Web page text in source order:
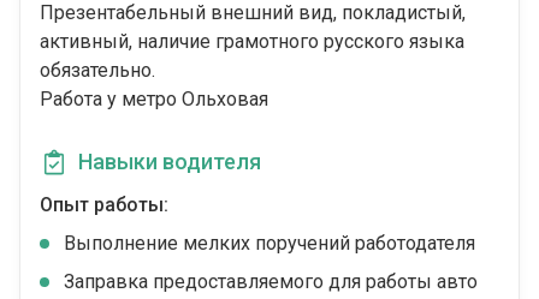
Презентабельный внешний вид, покладистый,
активный, наличие грамотного русского языка
обязательно.
Работа у метро Ольховая
Навыки водителя
Опыт работы:
Выполнение мелких поручений работодателя
Заправка предоставляемого для работы авто